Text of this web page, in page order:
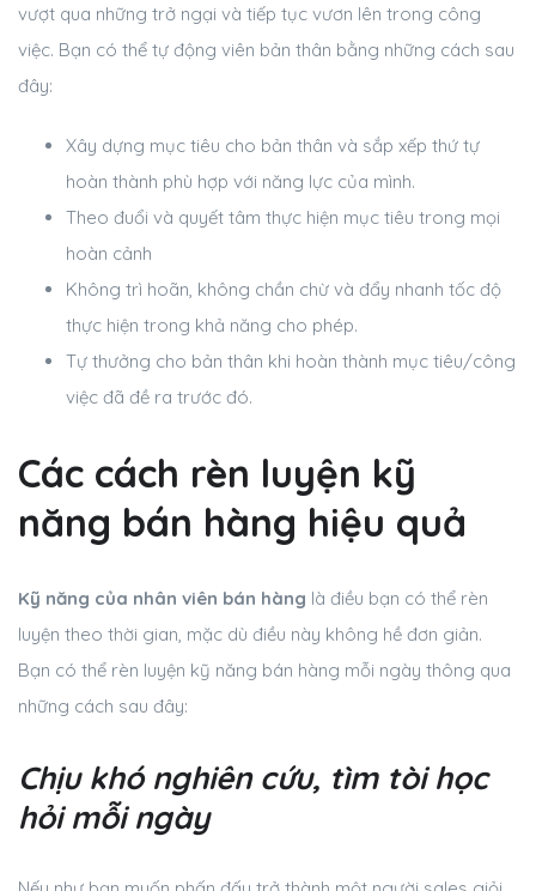
vượt qua những trở ngại và tiếp tục vươn lên trong công
việc. Bạn có thể tự động viên bản thân bằng những cách sau
đây:
Xây dựng mục tiêu cho bản thân và sắp xếp thứ tự
hoàn thành phù hợp với năng lực của mình.
Theo đuổi và quyết tâm thực hiện mục tiêu trong mọi
hoàn cảnh
Không trì hoãn, không chần chừ và đẩy nhanh tốc độ
thực hiện trong khả năng cho phép.
Tự thưởng cho bản thân khi hoàn thành mục tiêu/công
việc đã đề ra trước đó.
Các cách rèn luyện kỹ
năng bán hàng hiệu quả
Kỹ năng của nhân viên bán hàng là điều bạn có thể rèn
luyện theo thời gian, mặc dù điều này không hề đơn giản.
Bạn có thể rèn luyện kỹ năng bán hàng mỗi ngày thông qua
những cách sau đây:
Chịu khó nghiên cứu, tìm tòi học
hỏi mỗi ngày